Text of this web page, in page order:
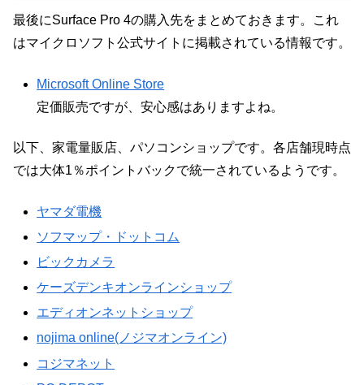
最後にSurface Pro 4の購入先をまとめておきます。これ
はマイクロソフト公式サイトに掲載されている情報です。
Microsoft Online Store
定価販売ですが、安心感はありますよね。
以下、家電量販店、パソコンショップです。各店舗現時点
では大体1％ポイントバックで統一されているようです。
ヤマダ電機
ソフマップ・ドットコム
ビックカメラ
ケーズデンキオンラインショップ
エディオンネットショップ
nojima online(ノジマオンライン)
コジマネット